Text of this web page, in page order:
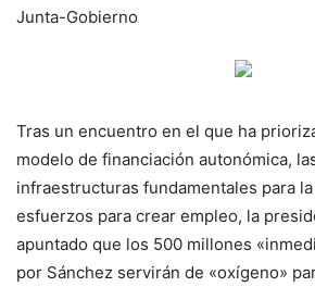
Junta-Gobierno
Tras un encuentro en el que ha
modelo de financiación autonómica,
infraestructuras fundamentales para
esfuerzos para crear empleo, la
apuntado que los 500 millones
por Sánchez servirán de «oxígeno»